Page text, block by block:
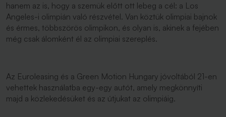
hanem az is, hogy a szemük előtt ott lebeg a cél: a Los
Angeles-i olimpián való részvétel. Van köztük olimpiai bajnok
és érmes, többszörös olimpikon, és olyan is, akinek a fejében
még csak álomként él az olimpiai szereplés.
Az Euroleasing és a Green Motion Hungary jóvoltából 21-en
vehettek használatba egy-egy autót, amely megkönnyíti
majd a közlekedésüket és az útjukat az olimpiáig.